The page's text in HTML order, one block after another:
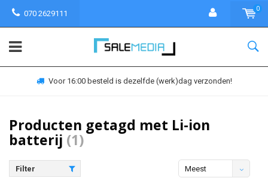
070 2629111
0
Voor 16:00 besteld is dezelfde (werk)dag verzonden!
Producten getagd met Li-ion
batterij (1)
Filter
Meest